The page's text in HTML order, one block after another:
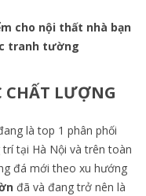
cho nội thất nhà bạn
tranh tường
LƯỢNG
là top 1 phân phối
tại Hà Nội và trên toàn
đá mới theo xu hướng
đã và đang trở nên là